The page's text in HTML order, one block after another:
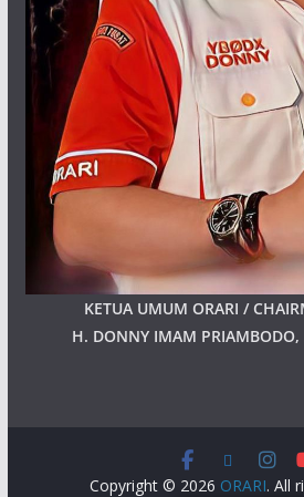
KETUA UMUM ORARI /
H. DONNY IMAM PRIAMBODO,
Copyright © 2026 ORARI. All